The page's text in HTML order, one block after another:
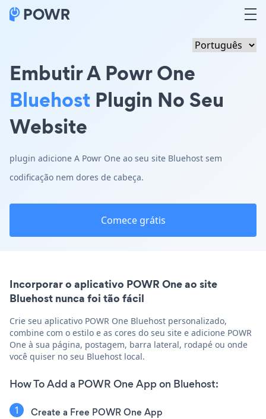
Embutir A Powr One
Bluehost Plugin No Seu
Website
plugin adicione A Powr One ao seu site Bluehost sem
codificação nem dores de cabeça.
Comece grátis
Incorporar o aplicativo POWR One ao site
Bluehost nunca foi tão fácil
Crie seu aplicativo POWR One Bluehost personalizado,
combine com o estilo e as cores do seu site e adicione POWR
One à sua página, postagem, barra lateral, rodapé ou onde
você quiser no seu Bluehost local.
How To Add a POWR One App on Bluehost:
Create a Free POWR One App